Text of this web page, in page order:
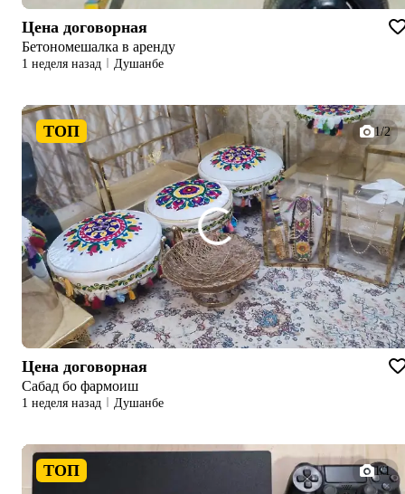
Цена договорная
Бетономешалка в аренду
1 неделя назад Душанбе
ТОП 1/2
Цена договорная
Сабад бо фармоиш
1 неделя назад Душанбе
ТОП 1/1